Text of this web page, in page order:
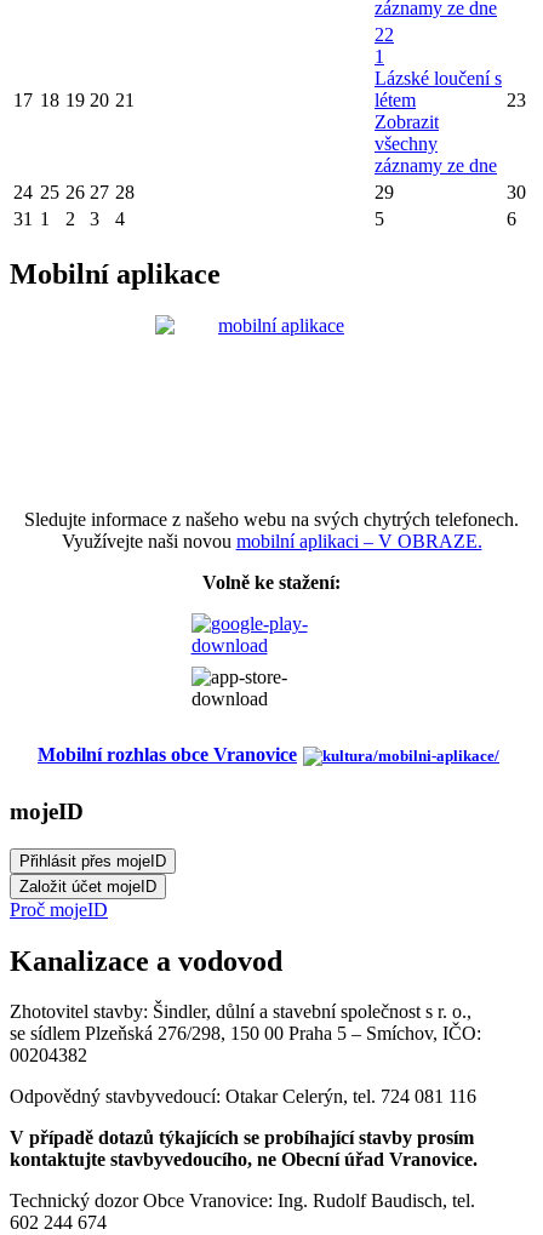
záznamy ze dne
17 18 19 20 21
22
1
Lázské loučení s
létem
Zobrazit
všechny
záznamy ze dne
23
24 25 26 27 28 29
30
31 1 2 3 4 5 6
Mobilní aplikace
Sledujte informace z našeho webu na svých chytrých telefonech.
Využívejte naši novou mobilní aplikaci – V OBRAZE.
Volně ke stažení:
Mobilní rozhlas obce Vranovice
mojeID
Proč mojeID
Kanalizace a vodovod
Zhotovitel stavby: Šindler, důlní a stavební společnost s r. o.,
se sídlem Plzeňská 276/298, 150 00 Praha 5 – Smíchov, IČO:
00204382
Odpovědný stavbyvedoucí: Otakar Celerýn, tel. 724 081 116
V případě dotazů týkajících se probíhající stavby prosím
kontaktujte stavbyvedoucího, ne Obecní úřad Vranovice.
Technický dozor Obce Vranovice: Ing. Rudolf Baudisch, tel.
602 244 674